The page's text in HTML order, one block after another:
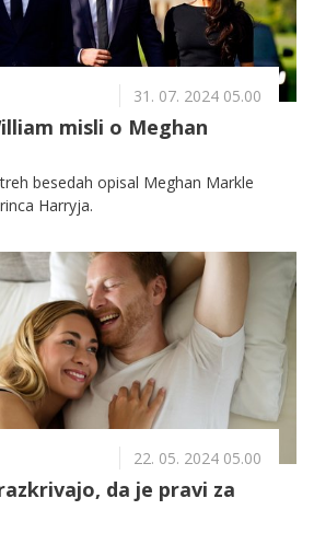
31. 07. 2024 05.00
misli o Meghan
besedah opisal Meghan Markle
Harryja.
22. 05. 2024 05.00
da je pravi za